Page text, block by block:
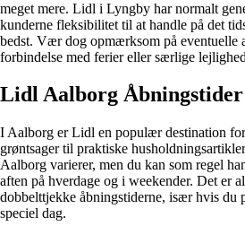
meget mere. Lidl i Lyngby har normalt
kunderne fleksibilitet til at handle på det
bedst. Vær dog opmærksom på eventuelle
forbindelse med ferier eller særlige
Lidl Aalborg Åbningstider
I Aalborg er Lidl en populær destination
grøntsager til praktiske
Aalborg varierer, men du kan som regel
aften på hverdage og i weekender. Det er
dobbelttjekke åbningstiderne, især hvis du
speciel dag.